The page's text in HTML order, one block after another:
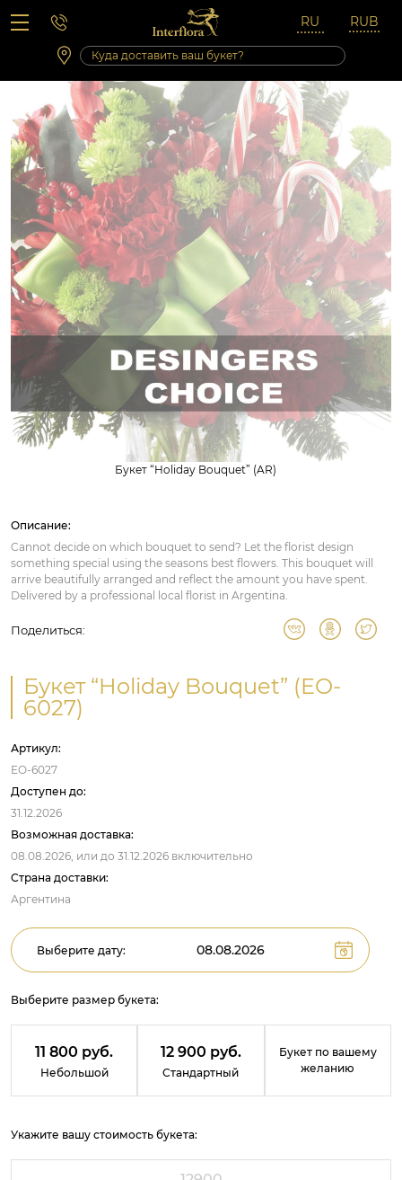
Вопросы-ответы
Сб 10:00 ‐ 14:00
Выходные и праздничные дни
Букет “Holiday Bouquet” (AR)
Описание:
Cannot decide on which bouquet to send? Let the florist design
something special using the seasons best flowers. This bouquet will
arrive beautifully arranged and reflect the amount you have spent.
Delivered by a professional local florist in Argentina.
Поделиться:
Букет “Holiday Bouquet” (EO-
6027)
Артикул:
EO-6027
Доступен до:
31.12.2026
Возможная доставка:
08.08.2026, или до 31.12.2026 включительно
Страна доставки:
Аргентина
Выберите дату:
Выберите размер букета:
11 800 руб.
Небольшой
12 900 руб.
Стандартный
Букет по вашему
желанию
Укажите вашу стоимость букета: